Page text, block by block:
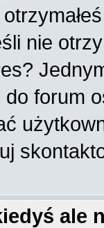
nie
forum
ale